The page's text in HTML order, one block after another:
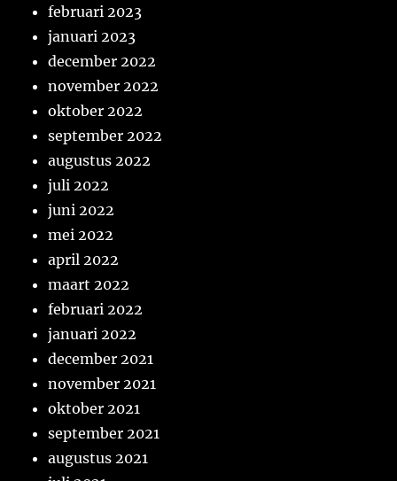
februari 2023
januari 2023
december 2022
november 2022
oktober 2022
september 2022
augustus 2022
juli 2022
juni 2022
mei 2022
april 2022
maart 2022
februari 2022
januari 2022
december 2021
november 2021
oktober 2021
september 2021
augustus 2021